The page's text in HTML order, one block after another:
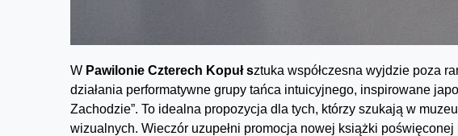
W Pawilonie Czterech Kopuł sztuka współczesna wyjdzie poza
działania performatywne grupy tańca intuicyjnego, inspirowane
Zachodzie”. To idealna propozycja dla tych, którzy szukają w
wizualnych. Wieczór uzupełni promocja nowej książki